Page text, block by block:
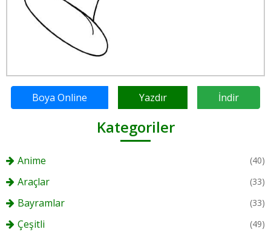
Boya Online Yazdır İndir
Kategoriler
Anime (40)
Araçlar (33)
Bayramlar (33)
Çeşitli (49)